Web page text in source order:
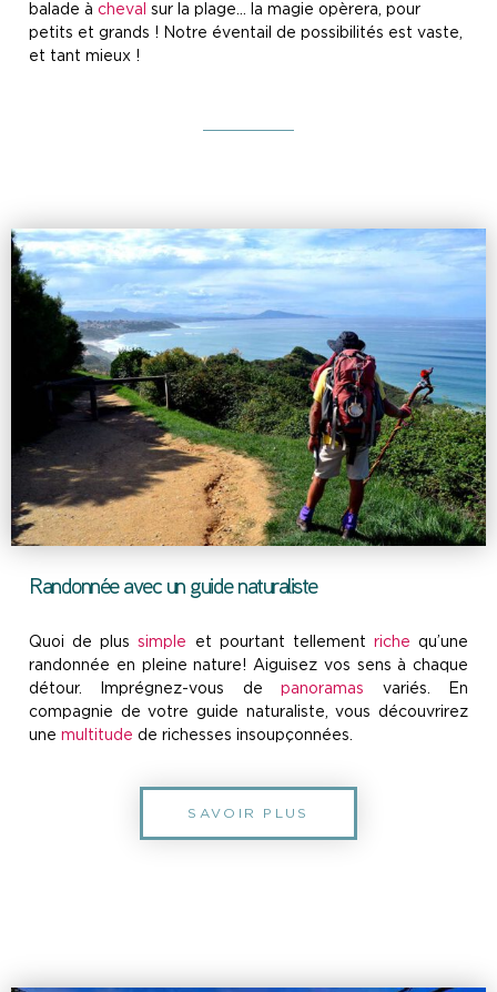
balade à cheval sur la plage… la magie opèrera, pour
petits et grands ! Notre éventail de possibilités est vaste,
et tant mieux !
Randonnée avec un guide naturaliste
Quoi de plussimple et pourtant tellement riche qu’une
randonnée en pleine nature! Aiguisez vos sens à chaque
détour. Imprégnez-vous depanoramas variés. En
compagnie de votre guide naturaliste, vous découvrirez
une multitude de richesses insoupçonnées.
SAVOIR PLUS